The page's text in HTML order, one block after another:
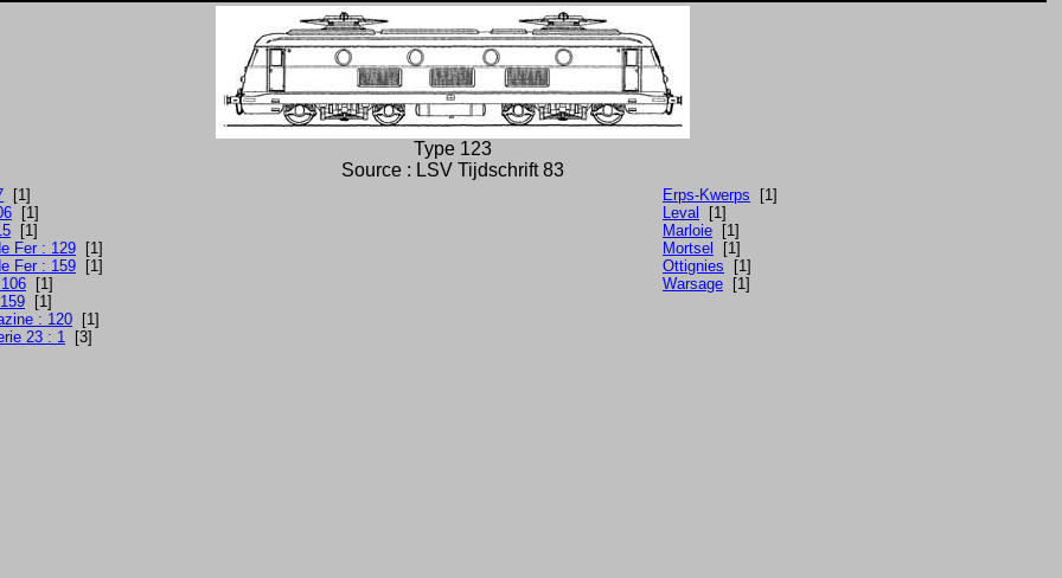
Type 123
Source : LSV Tijdschrift 83
[1]
[1]
[1]
Fer : 129 [1]
Fer : 159 [1]
[1]
[1]
: 120 [1]
23 : 1 [3]
Erps-Kwerps [1]
Leval
[1]
Marloie [1]
Mortsel
[1]
Ottignies [1]
Warsage [1]